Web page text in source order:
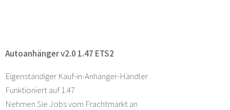
Autoanhänger v2.0 1.47 ETS2
Eigenständiger Kauf-in-Anhänger-Händler
Funktioniert auf 1.47
Nehmen Sie Jobs vom Frachtmarkt an